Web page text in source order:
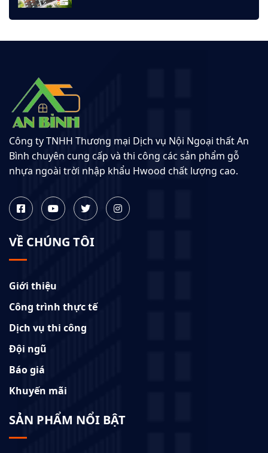
Công ty TNHH Thương mại Dịch vụ Nội Ngoại thất An
Bình chuyên cung cấp và thi công các sản phẩm gỗ
nhựa ngoài trời nhập khẩu Hwood chất lượng cao.
VỀ CHÚNG TÔI
Giới thiệu
Công trình thực tế
Dịch vụ thi công
Đội ngũ
Báo giá
Khuyến mãi
SẢN PHẨM NỔI BẬT